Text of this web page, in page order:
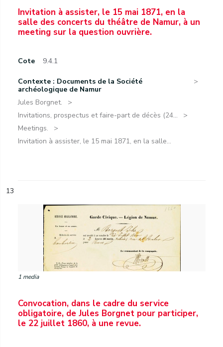
Invitation à assister, le 15 mai 1871, en la
salle des concerts du théâtre de Namur, à un
meeting sur la question ouvrière.
Cote 9.4.1
Contexte : Documents de la Société
archéologique de Namur
Jules Borgnet.
Invitations, prospectus et faire-part de décès (24...
Meetings.
Invitation à assister, le 15 mai 1871, en la salle...
13
1 media
Convocation, dans le cadre du service
obligatoire, de Jules Borgnet pour participer,
le 22 juillet 1860, à une revue.